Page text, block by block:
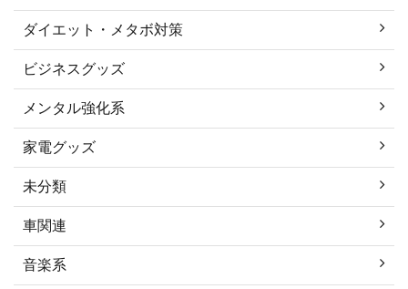
ダイエット・メタボ対策
ビジネスグッズ
メンタル強化系
家電グッズ
未分類
車関連
音楽系